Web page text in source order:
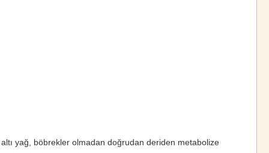
altı yağ, böbrekler olmadan doğrudan deriden metabolize